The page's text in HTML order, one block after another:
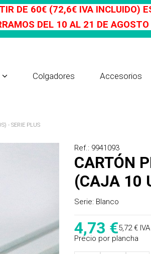
DE 60€ (72,6€ IVA INCLUIDO)
DEL 10 AL 21 DE AGOSTO
Colgadores Accesorios
- SERIE PLUS
Ref.: 9941093
CARTÓN PLUMA BLANCO 10mm 70x100cm
(CAJA 10
Serie: Blanco
4,73 €5,72 €
Precio por plancha